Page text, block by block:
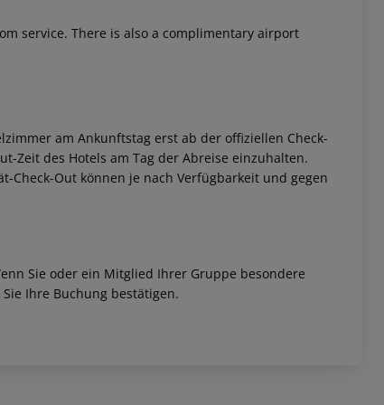
service. There is also a complimentary airport
am Ankunftstag erst ab der offiziellen Check-
Zeit des Hotels am Tag der Abreise einzuhalten.
Check-Out können je nach Verfügbarkeit und gegen
Sie oder ein Mitglied Ihrer Gruppe besondere
Ihre Buchung bestätigen.